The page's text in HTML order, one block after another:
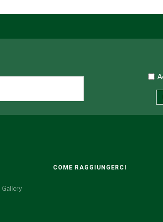
Gallery
COME RAGGIUNGERCI